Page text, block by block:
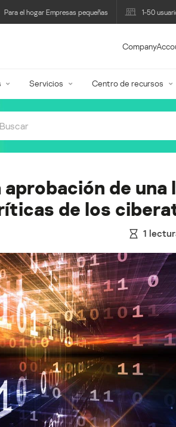
Para el hogar Empresas pequeñas 1-50
Servicios Centro de recursos
de
de los
1